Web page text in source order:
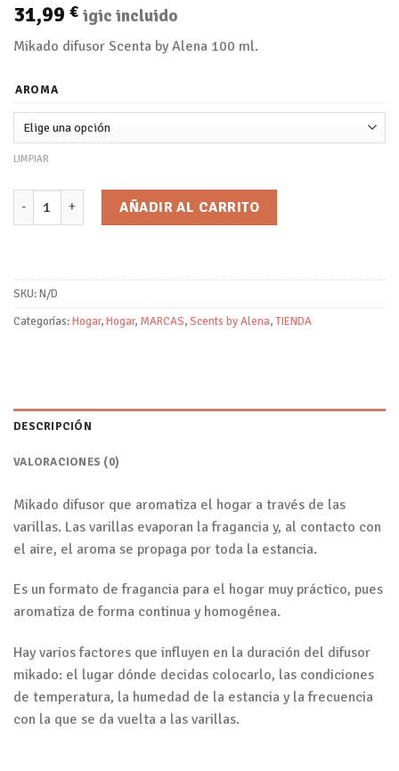
31,99 € igic incluido
Mikado difusor Scenta by Alena 100 ml.
AROMA
LIMPIAR
Mikado/Scents by Alena cantidad
AÑADIR AL CARRITO
SKU:N/D
Categorías:Hogar,Hogar, MARCAS,Scents by Alena,TIENDA
DESCRIPCIÓN
VALORACIONES (0)
Mikado difusor que aromatiza el hogar a través de las
varillas. Las varillas evaporan la fragancia y, al contacto con
el aire, el aroma se propaga por toda la estancia.
Es un formato de fragancia para el hogar muy práctico, pues
aromatiza de forma continua y homogénea.
Hay varios factores que influyen en la duración del difusor
mikado: el lugar dónde decidas colocarlo, las condiciones
de temperatura, la humedad de la estancia y la frecuencia
con la que se da vuelta a las varillas.